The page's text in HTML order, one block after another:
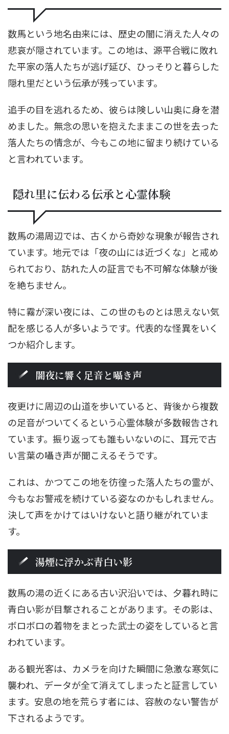
数馬という地名由来には、歴史の闇に消えた人々の
悲哀が隠されています。この地は、源平合戦に敗れ
た平家の落人たちが逃げ延び、ひっそりと暮らした
隠れ里だという伝承が残っています。
追手の目を逃れるため、彼らは険しい山奥に身を潜
めました。無念の思いを抱えたままこの世を去った
落人たちの情念が、今もこの地に留まり続けている
と言われています。
隠れ里に伝わる伝承と心霊体験
数馬の湯周辺では、古くから奇妙な現象が報告され
ています。地元では「夜の山には近づくな」と戒め
られており、訪れた人の証言でも不可解な体験が後
を絶ちません。
特に霧が深い夜には、この世のものとは思えない気
配を感じる人が多いようです。代表的な怪異をいく
つか紹介します。
闇夜に響く足音と囁き声
夜更けに周辺の山道を歩いていると、背後から複数
の足音がついてくるという心霊体験が多数報告され
ています。振り返っても誰もいないのに、耳元で古
い言葉の囁き声が聞こえるそうです。
これは、かつてこの地を彷徨った落人たちの霊が、
今もなお警戒を続けている姿なのかもしれません。
決して声をかけてはいけないと語り継がれていま
す。
湯煙に浮かぶ青白い影
数馬の湯の近くにある古い沢沿いでは、夕暮れ時に
青白い影が目撃されることがあります。その影は、
ボロボロの着物をまとった武士の姿をしていると言
われています。
ある観光客は、カメラを向けた瞬間に急激な寒気に
襲われ、データが全て消えてしまったと証言してい
ます。安息の地を荒らす者には、容赦のない警告が
下されるようです。